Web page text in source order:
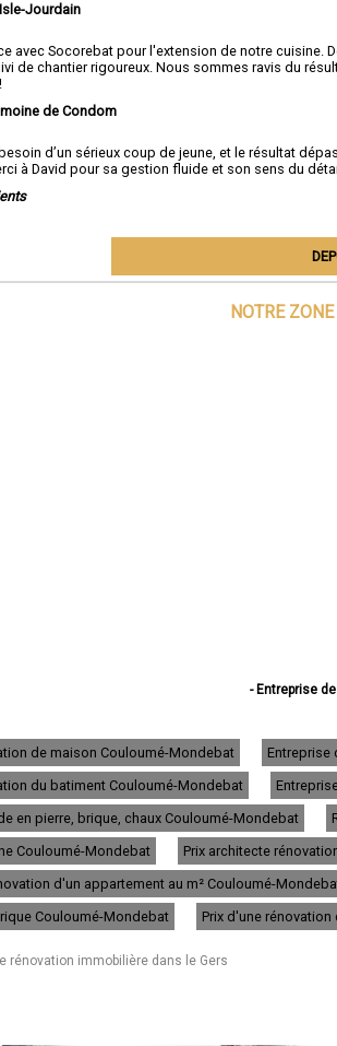
Jourdain
avec Socorebat pour l'extension de notre
de chantier rigoureux. Nous sommes ravis du
de Condom
d’un sérieux coup de jeune, et le résultat
à David pour sa gestion fluide et son sens du
NOTRE
- Entreprise
- Entreprise de
- Entreprise
- Entreprise de
- Entreprise de
- Entreprise de
- Entreprise de
- Entreprise
- Entreprise de
- Entreprise de
- Entreprise de
de maison Couloumé-Mondebat
Entreprise
du batiment Couloumé-Mondebat
en pierre, brique, chaux Couloumé-Mondebat
Couloumé-Mondebat
Prix architecte
d'un appartement au m² Couloumé-
Couloumé-Mondebat
Prix d'une
rénovation immobilière dans le Gers